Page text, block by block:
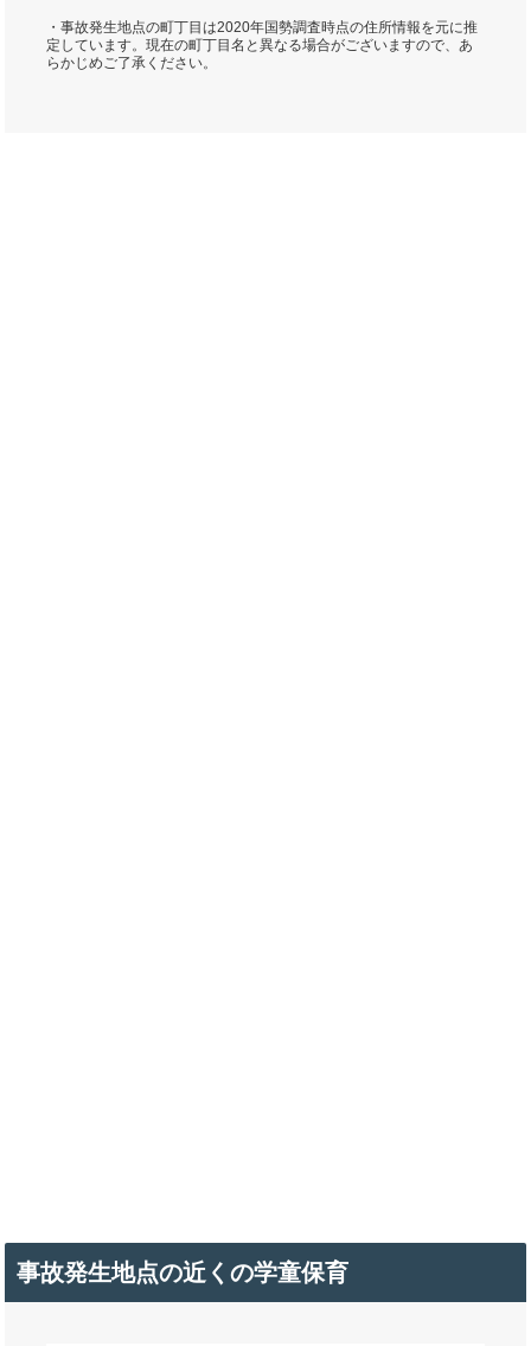
・事故発生地点の町丁目は2020年国勢調査時点の住所情報を元に推
定しています。現在の町丁目名と異なる場合がございますので、あ
らかじめご了承ください。
事故発生地点の近くの学童保育